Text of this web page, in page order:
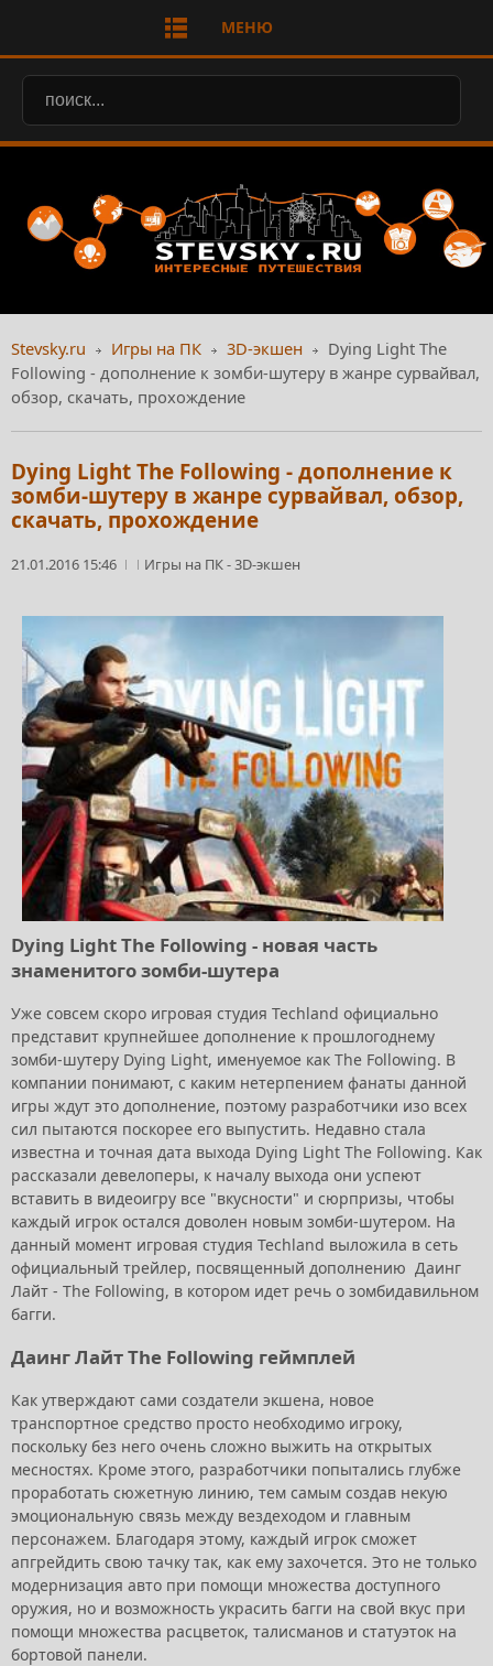
МЕНЮ
Stevsky.ru Игры на ПК 3D-экшен
Dying Light The
Following - дополнение к зомби-шутеру в жанре сурвайвал,
обзор, скачать, прохождение
Dying Light The Following - дополнение к
зомби-шутеру в жанре сурвайвал, обзор,
скачать, прохождение
21.01.2016 15:46 Игры на ПК-3D-экшен
Dying Light The Following - новая часть
знаменитого зомби-шутера
Уже совсем скоро игровая студия Techland официально
представит крупнейшее дополнение к прошлогоднему
зомби-шутеру Dying Light, именуемое как The Following. В
компании понимают, с каким нетерпением фанаты данной
игры ждут это дополнение, поэтому разработчики изо всех
сил пытаются поскорее его выпустить. Недавно стала
известна и точная дата выхода Dying Light The Following. Как
рассказали девелоперы, к началу выхода они успеют
вставить в видеоигру все "вкусности" и сюрпризы, чтобы
каждый игрок остался доволен новым зомби-шутером. На
данный момент игровая студия Techland выложила в сеть
официальный трейлер, посвященный дополнению Даинг
Лайт - The Following, в котором идет речь о зомбидавильном
багги.
Даинг Лайт The Following геймплей
Как утверждают сами создатели экшена, новое
транспортное средство просто необходимо игроку,
поскольку без него очень сложно выжить на открытых
месностях. Кроме этого, разработчики попытались глубже
проработать сюжетную линию, тем самым создав некую
эмоциональную связь между вездеходом и главным
персонажем. Благодаря этому, каждый игрок сможет
апгрейдить свою тачку так, как ему захочется. Это не только
модернизация авто при помощи множества доступного
оружия, но и возможность украсить багги на свой вкус при
помощи множества расцветок, талисманов и статуэток на
бортовой панели.